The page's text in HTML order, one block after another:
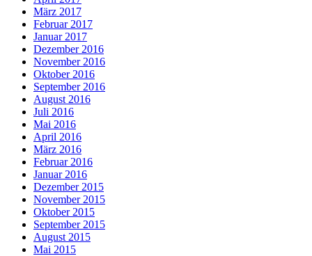
März 2017
Februar 2017
Januar 2017
Dezember 2016
November 2016
Oktober 2016
September 2016
August 2016
Juli 2016
Mai 2016
April 2016
März 2016
Februar 2016
Januar 2016
Dezember 2015
November 2015
Oktober 2015
September 2015
August 2015
Mai 2015